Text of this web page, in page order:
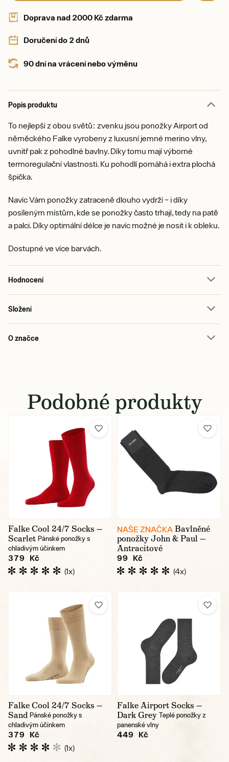
Doprava nad 2000 Kč zdarma
Doručení do 2 dnů
90 dní na vrácení nebo výměnu
Popis produktu
To nejlepší z obou světů: zvenku jsou ponožky Airport od
něměckého Falke vyrobeny z luxusní jemné merino vlny,
uvnitř pak z pohodlné bavlny. Díky tomu mají výborné
termoregulační vlastnosti. Ku pohodlí pomáhá i extra plochá
špička.
Navíc Vám ponožky zatraceně dlouho vydrží – i díky
posíleným místům, kde se ponožky často trhají, tedy na patě
a palci. Díky optimální délce je navíc možné je nosit i k obleku.
Dostupné ve více barvách.
Hodnocení
Složení
O značce
Podobné produkty
Falke Cool 24/7 Socks —
Scarlet Pánské ponožky s
chladivým účinkem
379 Kč
(1x)
NAŠE ZNAČKA Bavlněné
ponožky John & Paul —
Antracitové
99 Kč
(4x)
Falke Cool 24/7 Socks —
Sand Pánské ponožky s
chladivým účinkem
379 Kč
(1x)
Falke Airport Socks —
Dark Grey Teplé ponožky z
panenské vlny
449 Kč